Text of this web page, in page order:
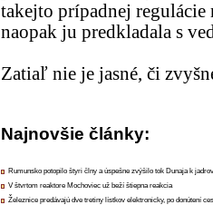
takejto prípadnej regulácie
naopak ju predkladala s
Zatiaľ nie je jasné, či
Najnovšie články:
Rumunsko potopilo štyri člny a úspešne zvýšilo tok Dunaja k
V štvrtom reaktore Mochoviec už beží štiepna reakcia
Železnice predávajú dve tretiny lístkov elektronicky, po donútení